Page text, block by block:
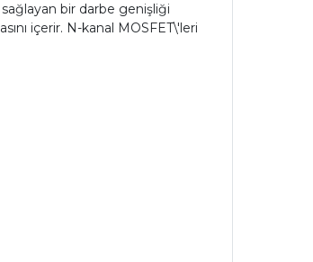
sağlayan bir darbe genişliği
içerir. N-kanal MOSFET\'leri